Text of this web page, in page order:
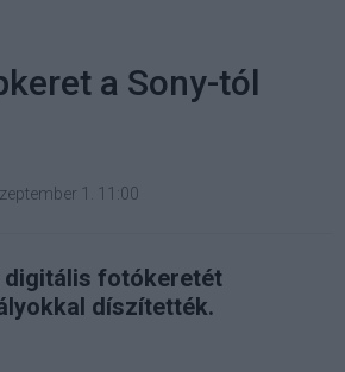
a Sony-tól
1. 11:00
digitális fotókeretét
díszítették.